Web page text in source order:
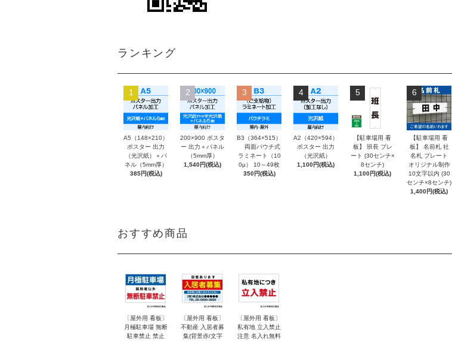
ランキング
1
A5（148×210）
ポスター 出力
（光沢紙）＋パ
ネル（5mm厚）
385円(税込)
2
200×900 ポスタ
ー 出力＋パネル
（5mm厚）
1,540円(税込)
3
B3（364×515）
両面パウチ式
ラミネート（10
0μ） 10～49枚
350円(税込)
4
A2（420×594）
ポスター 出力
（光沢紙）
1,100円(税込)
5
【駐車場用 看
板】 班長 プレ
ート (30センチ×
8センチ)
1,100円(税込)
6
【駐車場用 看
板】 名前札 社
名札 プレート
オリジナル制作
10文字以内 (30
センチ×8センチ)
1,400円(税込)
おすすめ商品
〔屋外用 看板〕
月極駐車場 無断
駐車禁止 禁止
〔屋外用 看板〕
不動産 入居者募
集(背景赤/文字
〔屋外用 看板〕
私有地 立入禁止
注意 名入れ無料